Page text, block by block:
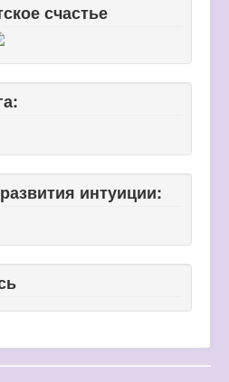
счастье
интуиции: